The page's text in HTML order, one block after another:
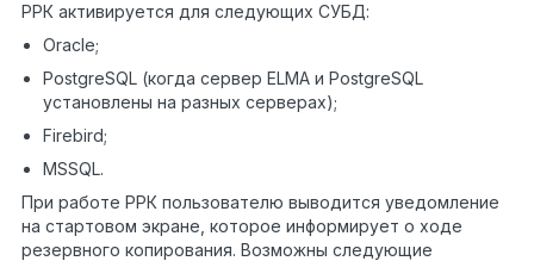
РРК активируется для следующих СУБД:
Oracle;
PostgreSQL (когда сервер ELMA и PostgreSQL
установлены на разных серверах);
Firebird;
MSSQL.
При работе РРК пользователю выводится уведомление
на стартовом экране, которое информирует о ходе
резервного копирования. Возможны следующие